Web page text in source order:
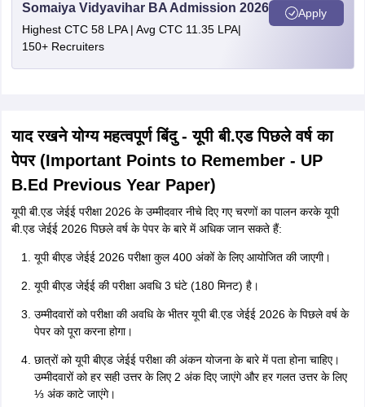
Somaiya Vidyavihar BA Admission 2026
Highest CTC 58 LPA | Avg CTC 11.35 LPA|
150+ Recruiters
Apply
याद रखने योग्य महत्वपूर्ण बिंदु - यूपी बी.एड पिछले वर्ष का
पेपर (Important Points to Remember - UP
B.Ed Previous Year Paper)
यूपी बी.एड जेईई परीक्षा 2026 के उम्मीदवार नीचे दिए गए चरणों का पालन करके यूपी
बी.एड जेईई 2026 पिछले वर्ष के पेपर के बारे में अधिक जान सकते हैं:
यूपी बीएड जेईई 2026 परीक्षा कुल 400 अंकों के लिए आयोजित की जाएगी।
यूपी बीएड जेईई की परीक्षा अवधि 3 घंटे (180 मिनट) है।
उम्मीदवारों को परीक्षा की अवधि के भीतर यूपी बी.एड जेईई 2026 के पिछले वर्ष के
पेपर को पूरा करना होगा।
छात्रों को यूपी बीएड जेईई परीक्षा की अंकन योजना के बारे में पता होना चाहिए।
उम्मीदवारों को हर सही उत्तर के लिए 2 अंक दिए जाएंगे और हर गलत उत्तर के लिए
⅓ अंक काटे जाएंगे।